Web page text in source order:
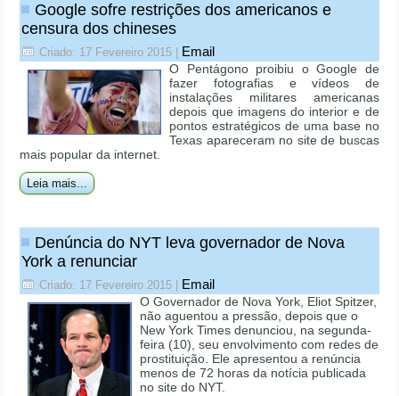
Google sofre restrições dos americanos e
censura dos chineses
Criado: 17 Fevereiro 2015 Email
O Pentágono proibiu o Google de
fazer fotografias e vídeos de
instalações militares americanas
depois que imagens do interior e de
pontos estratégicos de uma base no
Texas apareceram no site de buscas
mais popular da internet.
Leia mais...
Denúncia do NYT leva governador de Nova
York a renunciar
Criado: 17 Fevereiro 2015 Email
O Governador de Nova York, Eliot Spitzer,
não aguentou a pressão, depois que o
New York Times denunciou, na segunda-
feira (10), seu envolvimento com redes de
prostituição. Ele apresentou a renúncia
menos de 72 horas da notícia publicada
no site do NYT.